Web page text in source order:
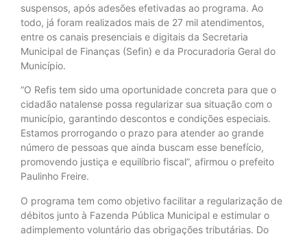
suspensos, após adesões efetivadas ao programa. Ao
todo, já foram realizados mais de 27 mil atendimentos,
entre os canais presenciais e digitais da Secretaria
Municipal de Finanças (Sefin) e da Procuradoria Geral do
Município.
“O Refis tem sido uma oportunidade concreta para que o
cidadão natalense possa regularizar sua situação com o
município, garantindo descontos e condições especiais.
Estamos prorrogando o prazo para atender ao grande
número de pessoas que ainda buscam esse benefício,
promovendo justiça e equilíbrio fiscal”, afirmou o prefeito
Paulinho Freire.
O programa tem como objetivo facilitar a regularização de
débitos junto à Fazenda Pública Municipal e estimular o
adimplemento voluntário das obrigações tributárias. Do